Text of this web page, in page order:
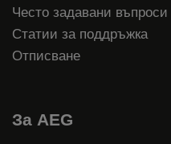
Често задавани въпроси
Статии за поддръжка
Отписване
За AEG